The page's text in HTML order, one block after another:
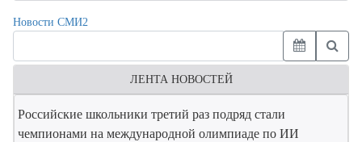
Новости СМИ2
ЛЕНТА НОВОСТЕЙ
Российские школьники третий раз подряд стали
чемпионами на международной олимпиаде по ИИ